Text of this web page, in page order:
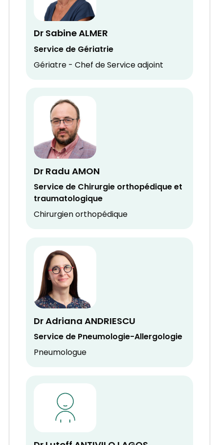
Dr Sabine ALMER
Service de Gériatrie
Gériatre - Chef de Service adjoint
Dr Radu AMON
Service de Chirurgie orthopédique et
traumatologique
Chirurgien orthopédique
Dr Adriana ANDRIESCU
Service de Pneumologie-Allergologie
Pneumologue